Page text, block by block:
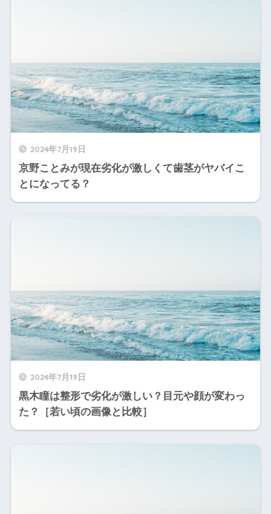
2024年7月19日
京野ことみが現在劣化が激しくて歯茎がヤバイこ
とになってる？
2024年7月19日
黒木瞳は整形で劣化が激しい？目元や顔が変わっ
た？［若い頃の画像と比較］